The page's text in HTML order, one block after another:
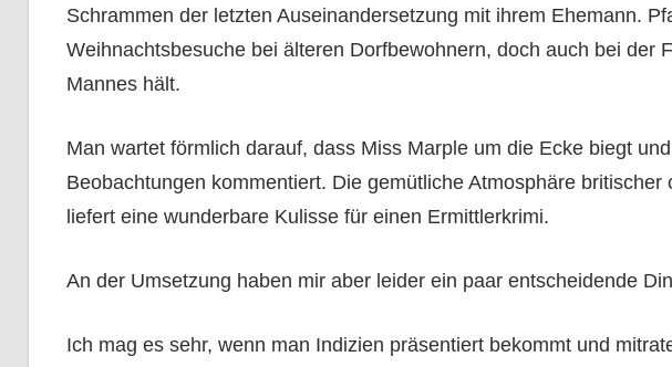
Schrammen der letzten Auseinandersetzung mit ihrem Ehemann.
Weihnachtsbesuche bei älteren Dorfbewohnern, doch auch bei der
Mannes hält.
Man wartet förmlich darauf, dass Miss Marple um die Ecke biegt
Beobachtungen kommentiert. Die gemütliche Atmosphäre britischer
liefert eine wunderbare Kulisse für einen Ermittlerkrimi.
An der Umsetzung haben mir aber leider ein paar entscheidende
Ich mag es sehr, wenn man Indizien präsentiert bekommt und